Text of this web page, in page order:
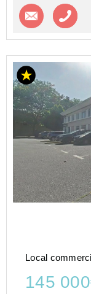
Contacter
Local
145